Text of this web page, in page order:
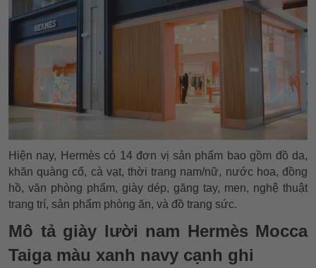
Hiện nay, Hermès có 14 đơn vị sản phẩm bao gồm đồ da,
khăn quàng cổ, cà vạt, thời trang nam/nữ, nước hoa, đồng
hồ, văn phòng phẩm, giày dép, găng tay, men, nghệ thuật
trang trí, sản phẩm phòng ăn, và đồ trang sức.
Mô tả giày lười nam Hermès Mocca
Taiga màu xanh navy cạnh ghi